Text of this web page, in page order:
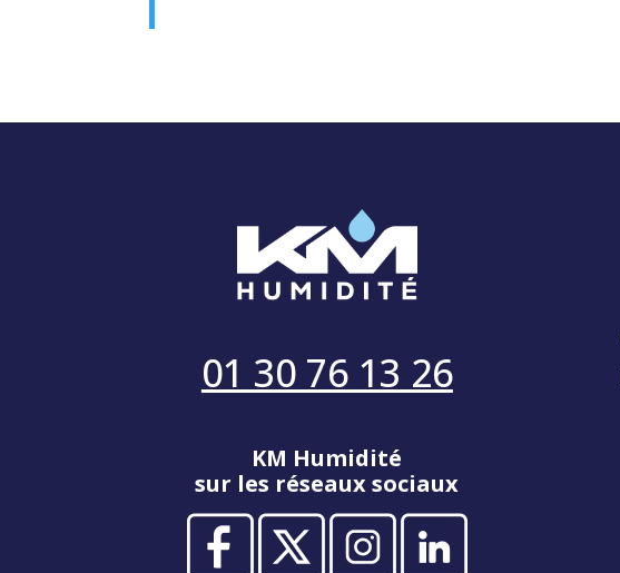
01 30 76 13 26
KM Humidité
sur les réseaux sociaux